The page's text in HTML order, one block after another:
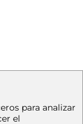
para analizar
el